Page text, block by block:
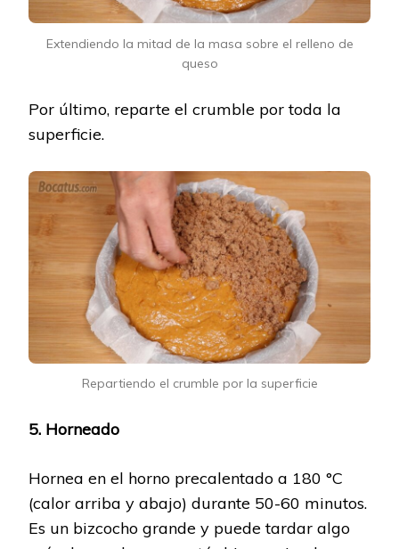
Extendiendo la mitad de la masa sobre el relleno de
queso
Por último, reparte el crumble por toda la
superficie.
Repartiendo el crumble por la superficie
5. Horneado
Hornea en el horno precalentado a 180 °C
(calor arriba y abajo) durante 50-60 minutos.
Es un bizcocho grande y puede tardar algo